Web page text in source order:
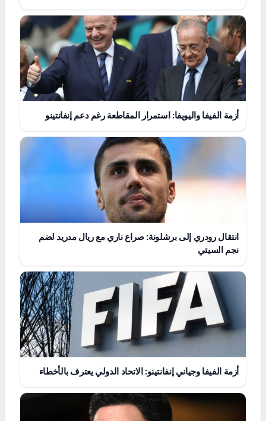
أزمة الفيفا واليويفا: استمرار المقاطعة رغم دعم إنفانتينو
انتقال رودري إلى برشلونة: صراع ناري مع ريال مدريد لضم
نجم السيتي
أزمة الفيفا وجياني إنفانتينو: الاتحاد الدولي يعترف بالأخطاء